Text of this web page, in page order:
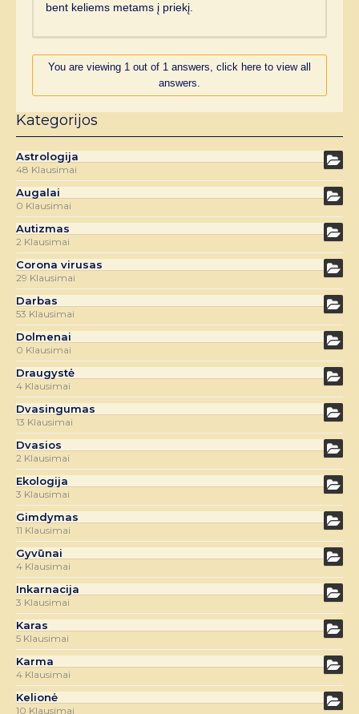
bent keliems metams į priekį.
You are viewing 1 out of 1 answers, click here to view all
answers.
Kategorijos
Astrologija
48 Klausimai
Augalai
0 Klausimai
Autizmas
2 Klausimai
Corona virusas
29 Klausimai
Darbas
53 Klausimai
Dolmenai
0 Klausimai
Draugystė
4 Klausimai
Dvasingumas
13 Klausimai
Dvasios
2 Klausimai
Ekologija
3 Klausimai
Gimdymas
11 Klausimai
Gyvūnai
4 Klausimai
Inkarnacija
3 Klausimai
Karas
5 Klausimai
Karma
4 Klausimai
Kelionė
10 Klausimai